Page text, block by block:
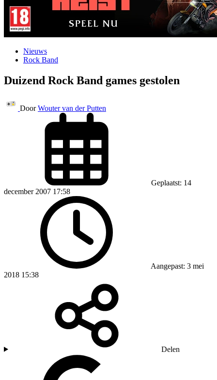
Nieuws
Rock Band
Duizend Rock Band games gestolen
Door Wouter van der Putten
Geplaatst: 14
december 2007 17:58
Aangepast: 3 mei
2018 15:38
Delen